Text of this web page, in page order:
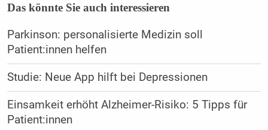
Das könnte Sie auch interessieren
Parkinson: personalisierte Medizin soll
Patient:innen helfen
Studie: Neue App hilft bei Depressionen
Einsamkeit erhöht Alzheimer-Risiko: 5 Tipps für
Patient:innen